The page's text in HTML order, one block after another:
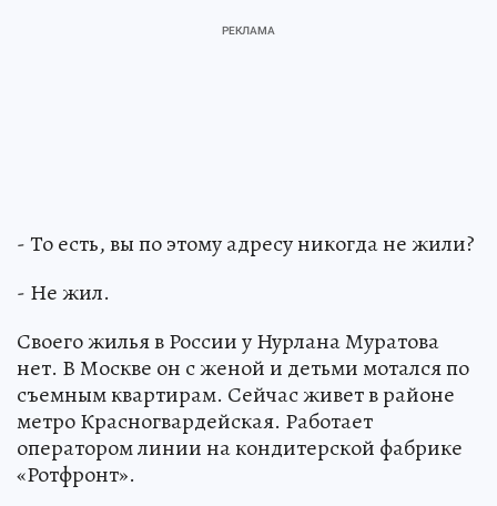
- То есть, вы по этому адресу никогда не жили?
- Не жил.
Своего жилья в России у Нурлана Муратова
нет. В Москве он с женой и детьми мотался по
съемным квартирам. Сейчас живет в районе
метро Красногвардейская. Работает
оператором линии на кондитерской фабрике
«Ротфронт».